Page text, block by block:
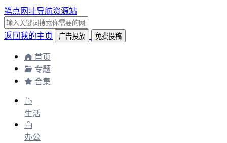
笔点网址导航资源站
返回我的主页 广告投放 免费投稿
首页
专题
合集
生活
办公